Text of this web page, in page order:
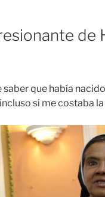
de
saber que había
si me costaba la